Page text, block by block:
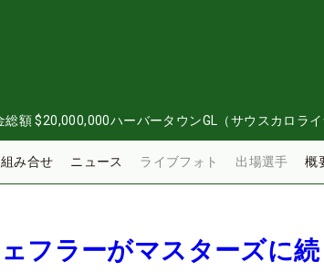
総額 $20,000,000ハーバータウンGL（サウスカロライ
組み合せ ニュース ライブフォト 出場選手 概
フラーがマスターズに